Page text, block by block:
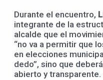
Durante el encuentro,
integrante de la
alcalde que el
“no va a permitir que
en elecciones
dedo”, sino que
abierto y transparente.